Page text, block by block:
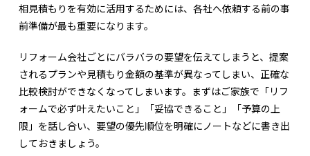
相見積もりを有効に活用するためには、各社へ依頼する前の事
前準備が最も重要になります。
リフォーム会社ごとにバラバラの要望を伝えてしまうと、提案
されるプランや見積もり金額の基準が異なってしまい、正確な
比較検討ができなくなってしまいます。まずはご家族で「リフ
ォームで必ず叶えたいこと」「妥協できること」「予算の上
限」を話し合い、要望の優先順位を明確にノートなどに書き出
しておきましょう。